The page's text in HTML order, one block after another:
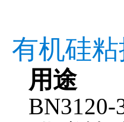
有机硅
用途
BN3120-